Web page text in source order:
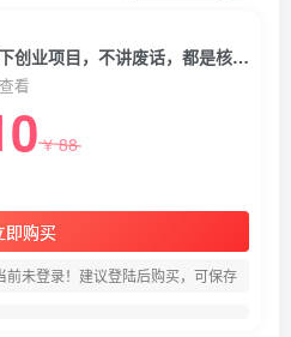
老严《小本创业三部曲》线下创业项目，不讲废话，都是核心干货内容
看
￥88
即购买
前未登录！建议登陆后购买，可保存